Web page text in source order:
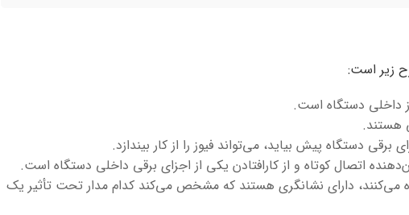
زیر است:
داخلی دستگاه است.
هستند.
دستگاه پیش بیاید، می‌تواند فیوز را از کار بیندازد.
اتصال کوتاه و از کارافتادن یکی از اجزای برقی داخلی دستگاه است.
می‌کنند، دارای نشانگری هستند که مشخص می‌کند کدام مدار تحت تأثیر یک